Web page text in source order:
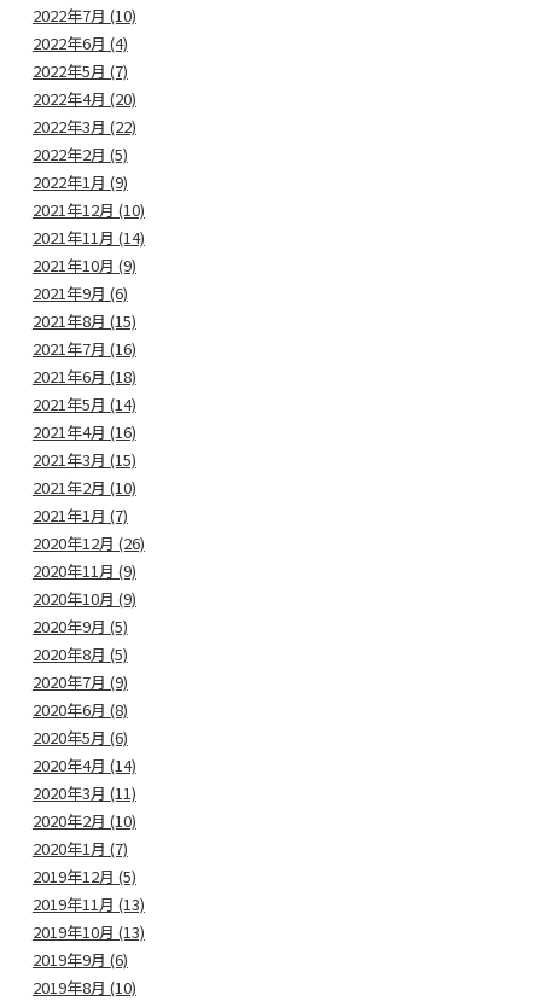
2022年7月 (10)
2022年6月 (4)
2022年5月 (7)
2022年4月 (20)
2022年3月 (22)
2022年2月 (5)
2022年1月 (9)
2021年12月 (10)
2021年11月 (14)
2021年10月 (9)
2021年9月 (6)
2021年8月 (15)
2021年7月 (16)
2021年6月 (18)
2021年5月 (14)
2021年4月 (16)
2021年3月 (15)
2021年2月 (10)
2021年1月 (7)
2020年12月 (26)
2020年11月 (9)
2020年10月 (9)
2020年9月 (5)
2020年8月 (5)
2020年7月 (9)
2020年6月 (8)
2020年5月 (6)
2020年4月 (14)
2020年3月 (11)
2020年2月 (10)
2020年1月 (7)
2019年12月 (5)
2019年11月 (13)
2019年10月 (13)
2019年9月 (6)
2019年8月 (10)